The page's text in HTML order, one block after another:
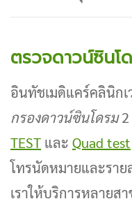
ตรวจดาวน์ซินโ
อินทัชเมดิแคร์คลินิกเ
กรองดาวน์ซินโดรม2
TEST และ Quad test
โทรนัดหมายและราย
เราให้บริการหลายส